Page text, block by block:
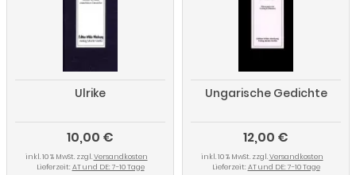
Ulrike
10,00 €
inkl. 10 % MwSt. zzgl.Versandkosten
Lieferzeit: AT und DE: 7-10 Tage
Ungarische Gedichte
12,00 €
inkl. 10 % MwSt. zzgl.Versandkosten
Lieferzeit: AT und DE: 7-10 Tage